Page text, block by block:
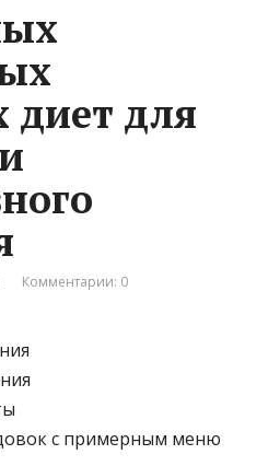
для
Комментарии: 0
с примерным меню